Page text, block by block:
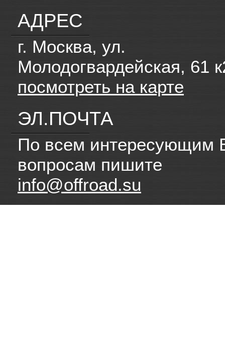
АДРЕС
г. Москва, ул.
Молодогвардейская, 61
посмотреть на карте
ЭЛ.ПОЧТА
По всем интересующим
вопросам пишите
info@offroad.su